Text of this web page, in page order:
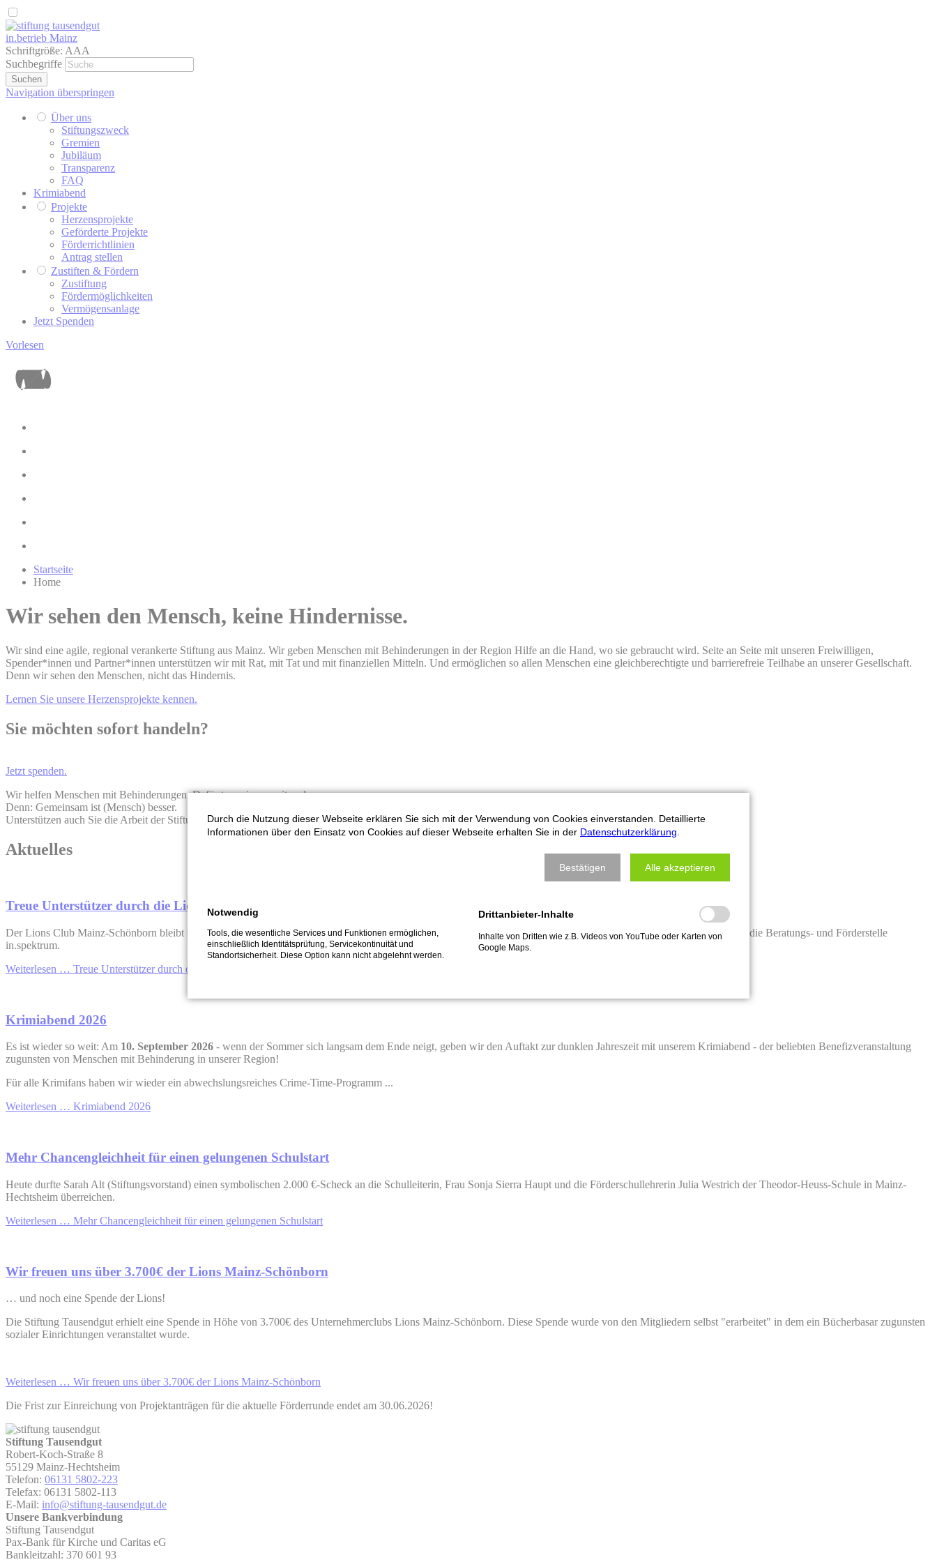
in.betrieb Mainz
Schriftgröße: AAA
Suchbegriffe
Suchen
Navigation überspringen
Über uns
Stiftungszweck
Gremien
Jubiläum
Transparenz
FAQ
Krimiabend
Projekte
Herzensprojekte
Geförderte Projekte
Förderrichtlinien
Antrag stellen
Zustiften & Fördern
Zustiftung
Fördermöglichkeiten
Vermögensanlage
Jetzt Spenden
Vorlesen
Startseite
Home
Wir sehen den Mensch, keine Hindernisse.
Wir sind eine agile, regional verankerte Stiftung aus Mainz. Wir geben Menschen mit Behinderungen in der Region Hilfe an die Hand, wo sie gebraucht wird. Seite an Seite mit unseren Freiwilligen,
Spender*innen und Partner*innen unterstützen wir mit Rat, mit Tat und mit finanziellen Mitteln. Und ermöglichen so allen Menschen eine gleichberechtigte und barrierefreie Teilhabe an unserer Gesellschaft.
Denn wir sehen den Menschen, nicht das Hindernis.
Lernen Sie unsere Herzensprojekte kennen.
Sie möchten sofort handeln?
Jetzt spenden.
Wir helfen Menschen mit Behinderungen. Dafür tun wir uns mit anderen zusammen.
Denn: Gemeinsam ist (Mensch) besser.
Unterstützen auch Sie die Arbeit der Stiftung.
Aktuelles
Treue Unterstützer durch die Lions Mainz-Schönborn
Der Lions Club Mainz-Schönborn bleibt treuer Unterstützer unseres Bildungsprojektes für Kinder im Autismus Spektrum und spendet auch in diesem Jahr mit 3.500€ an die Beratungs- und Förderstelle
in.spektrum.
Weiterlesen … Treue Unterstützer durch die Lions Mainz-Schönborn
Krimiabend 2026
Es ist wieder so weit: Am 10. September 2026 - wenn der Sommer sich langsam dem Ende neigt, geben wir den Auftakt zur dunklen Jahreszeit mit unserem Krimiabend - der beliebten Benefizveranstaltung
zugunsten von Menschen mit Behinderung in unserer Region!
Für alle Krimifans haben wir wieder ein abwechslungsreiches Crime-Time-Programm ...
Weiterlesen … Krimiabend 2026
Mehr Chancengleichheit für einen gelungenen Schulstart
Heute durfte Sarah Alt (Stiftungsvorstand) einen symbolischen 2.000 €-Scheck an die Schulleiterin, Frau Sonja Sierra Haupt und die Förderschullehrerin Julia Westrich der Theodor-Heuss-Schule in Mainz-
Hechtsheim überreichen.
Weiterlesen … Mehr Chancengleichheit für einen gelungenen Schulstart
Wir freuen uns über 3.700€ der Lions Mainz-Schönborn
… und noch eine Spende der Lions!
Die Stiftung Tausendgut erhielt eine Spende in Höhe von 3.700€ des Unternehmerclubs Lions Mainz-Schönborn. Diese Spende wurde von den Mitgliedern selbst "erarbeitet" in dem ein Bücherbasar zugunsten
sozialer Einrichtungen veranstaltet wurde.
Weiterlesen … Wir freuen uns über 3.700€ der Lions Mainz-Schönborn
Die Frist zur Einreichung von Projektanträgen für die aktuelle Förderrunde endet am 30.06.2026!
Stiftung Tausendgut
Robert-Koch-Straße 8
55129 Mainz-Hechtsheim
Telefon: 06131 5802-223
Telefax: 06131 5802-113
E-Mail: info@stiftung-tausendgut.de
Unsere Bankverbindung
Stiftung Tausendgut
Pax-Bank für Kirche und Caritas eG
Bankleitzahl: 370 601 93
Durch die Nutzung dieser Webseite erklären Sie sich mit der Verwendung von Cookies einverstanden. Detaillierte
Informationen über den Einsatz von Cookies auf dieser Webseite erhalten Sie in der Datenschutzerklärung
Bestätigen Alle akzeptieren
Notwendig
Tools, die wesentliche Services und Funktionen ermöglichen,
einschließlich Identitätsprüfung, Servicekontinuität und
Standortsicherheit. Diese Option kann nicht abgelehnt werden.
Drittanbieter-Inhalte
Inhalte von Dritten wie z.B. Videos von YouTube oder Karten von
Google Maps.